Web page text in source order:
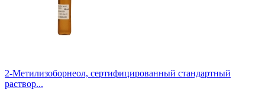
2-Метилизоборнеол, сертифицированный стандартный
раствор...